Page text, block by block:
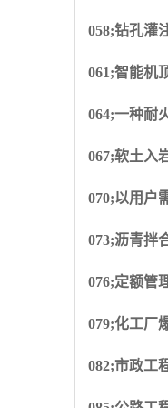
058;钻孔灌
061;智能机
064;一种耐
067;软土入
070;以用户
073;沥青拌
076;定额管
079;化工厂
082;市政工